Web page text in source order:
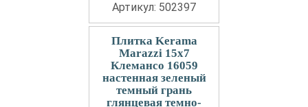
Артикул: 502397
Плитка Kerama
Marazzi 15x7
Клемансо 16059
настенная зеленый
темный грань
глянцевая темно-